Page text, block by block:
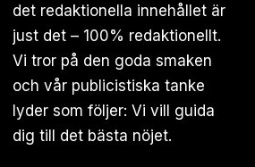
det redaktionella innehållet är
just det – 100% redaktionellt.
Vi tror på den goda smaken
och vår publicistiska tanke
lyder som följer: Vi vill guida
dig till det bästa nöjet.